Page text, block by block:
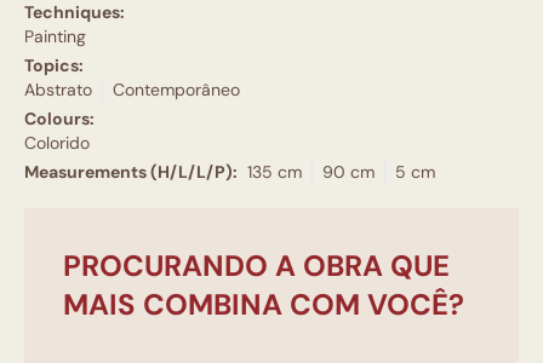
Techniques:
Painting
Topics:
Abstrato
Contemporâneo
Colours:
Colorido
Measurements (H/L/L/P): 135 cm 90 cm 5 cm
PROCURANDO A OBRA QUE
MAIS COMBINA COM VOCÊ?